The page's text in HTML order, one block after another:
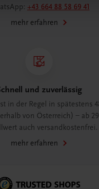
+43 664 88 58 69 41
mehr erfahren
und zuverlässig
in der Regel in spätestens
von Österreich) – ab
auch versandkostenfrei.
mehr erfahren